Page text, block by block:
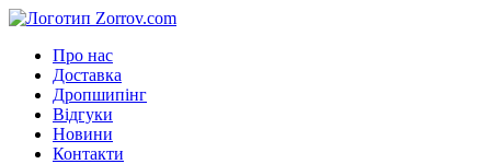
Про нас
Доставка
Дропшипінг
Відгуки
Новини
Контакти